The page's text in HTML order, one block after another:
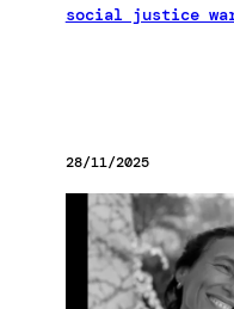
social justice
28/11/2025